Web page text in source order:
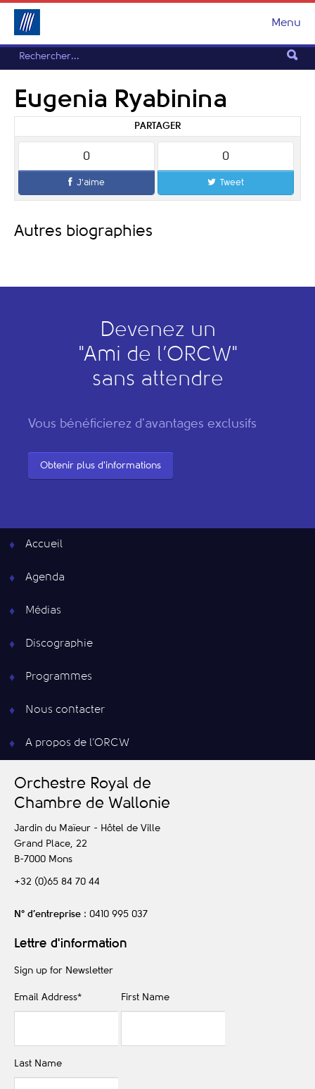
Menu
Eugenia Ryabinina
PARTAGER
0
J'aime
0
Tweet
Autres biographies
Devenez un
"Ami de l’ORCW"
sans attendre
Vous bénéficierez d'avantages exclusifs
Obtenir plus d'informations
Accueil
Agenda
Médias
Discographie
Programmes
Nous contacter
A propos de l’ORCW
Orchestre Royal de
Chambre de Wallonie
Jardin du Maïeur - Hôtel de Ville
Grand Place, 22
B-7000 Mons
+32 (0)65 84 70 44
N° d’entreprise : 0410 995 037
Lettre d'information
Sign up for Newsletter
Email Address* First Name
Last Name